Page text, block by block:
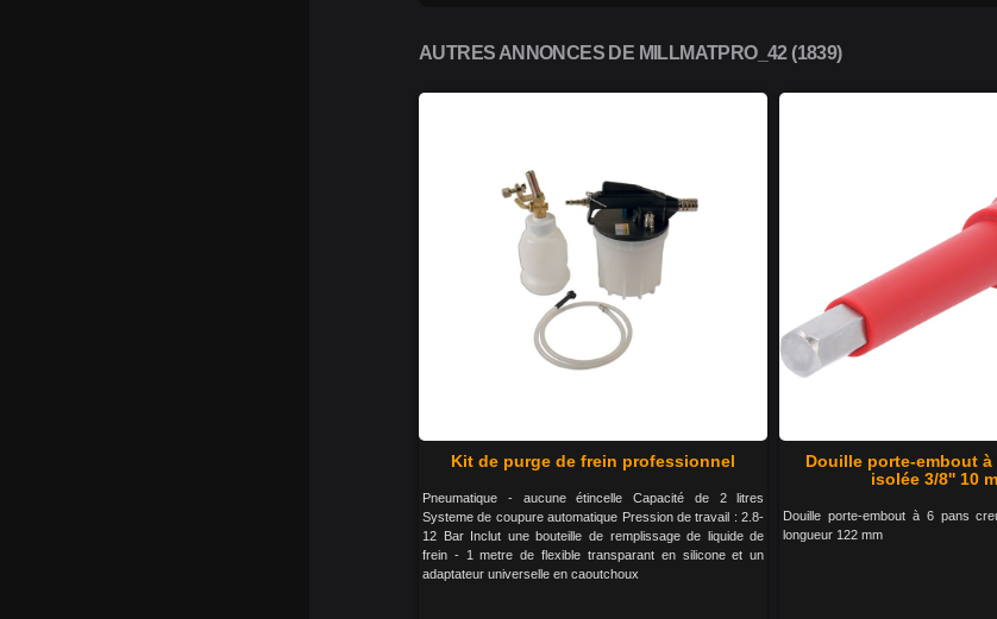
AUTRES ANNONCES DE MILLMATPRO_42 (1839)
Kit de purge de frein professionnel
Pneumatique - aucune étincelle Capacité de 2 litres
Systeme de coupure automatique Pression de travail : 2.8-
12 Bar Inclut une bouteille de remplissage de liquide de
frein - 1 metre de flexible transparant en silicone et un
adaptateur universelle en caoutchoux
Douille porte-embout
isolée 3/8'' 10
Douille porte-embout à 6 pans
longueur 122 mm